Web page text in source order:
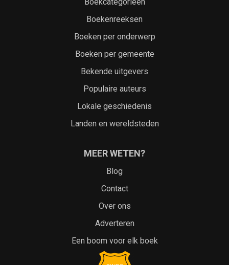
Boekenreeksen
Boeken per onderwerp
Boeken per gemeente
Bekende uitgevers
Populaire auteurs
Lokale geschiedenis
Landen en wereldsteden
MEER WETEN?
Blog
Contact
Over ons
Adverteren
Een boom voor elk boek